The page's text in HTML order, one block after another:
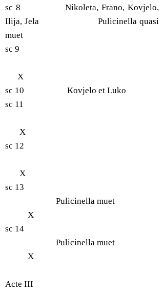
sc 8 Nikoleta, Frano, Kovjelo,
Ilija, Jela Pulicinella quasi
muet
sc 9
X
sc 10 Kovjelo et Luko
sc 11
X
sc 12
X
sc 13
Pulicinella muet
X
sc 14
Pulicinella muet
X
Acte III